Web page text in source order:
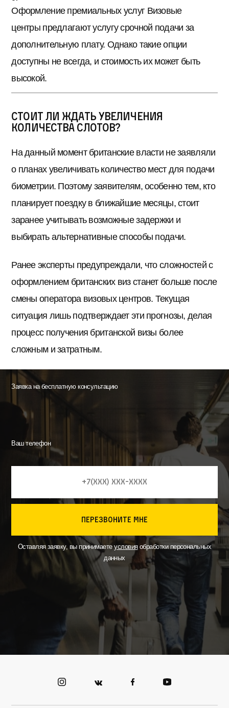
Оформление премиальных услуг Визовые
центры предлагают услугу срочной подачи за
дополнительную плату. Однако такие опции
доступны не всегда, и стоимость их может быть
высокой.
Стоит ли ждать увеличения
количества слотов?
На данный момент британские власти не заявляли
о планах увеличивать количество мест для подачи
биометрии. Поэтому заявителям, особенно тем, кто
планирует поездку в ближайшие месяцы, стоит
заранее учитывать возможные задержки и
выбирать альтернативные способы подачи.
Ранее эксперты предупреждали, что сложностей с
оформлением британских виз станет больше после
смены оператора визовых центров. Текущая
ситуация лишь подтверждает эти прогнозы, делая
процесс получения британской визы более
сложным и затратным.
Заявка на бесплатную консультацию
Ваш телефон
перезвоните мне
Оставляя заявку, вы принимаетеусловияобработки персональных
данных